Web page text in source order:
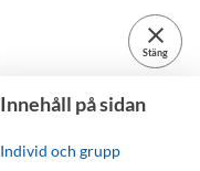
close
Stäng
Innehåll på sidan
Individ och grupp